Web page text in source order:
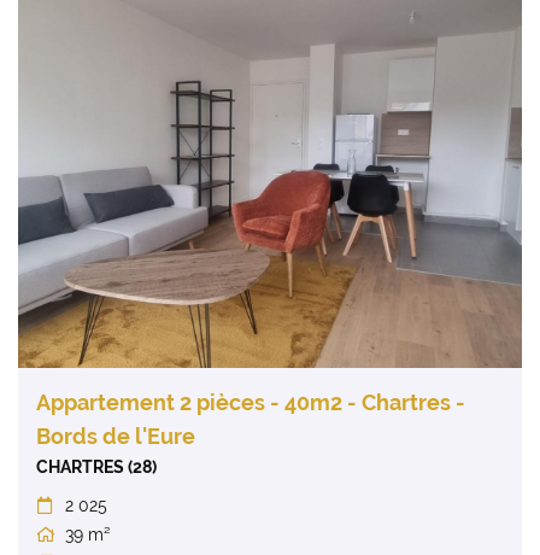
Appartement 2 pièces - 40m2 - Chartres -
Bords de l'Eure
CHARTRES (28)
 2 025
 39 m²